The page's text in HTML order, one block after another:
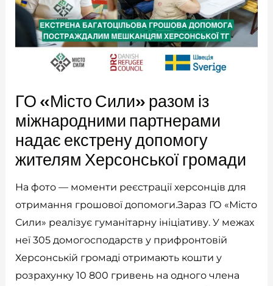
ГО «Місто Сили» разом із
міжнародними партнерами
надає екстрену допомогу
жителям Херсонської громади
На фото — моменти реєстрації херсонців для
отримання грошової допомоги.Зараз ГО «Місто
Сили» реалізує гуманітарну ініціативу. У межах
неї 305 домогосподарств у прифронтовій
Херсонській громаді отримають кошти у
розрахунку 10 800 гривень на одного члена